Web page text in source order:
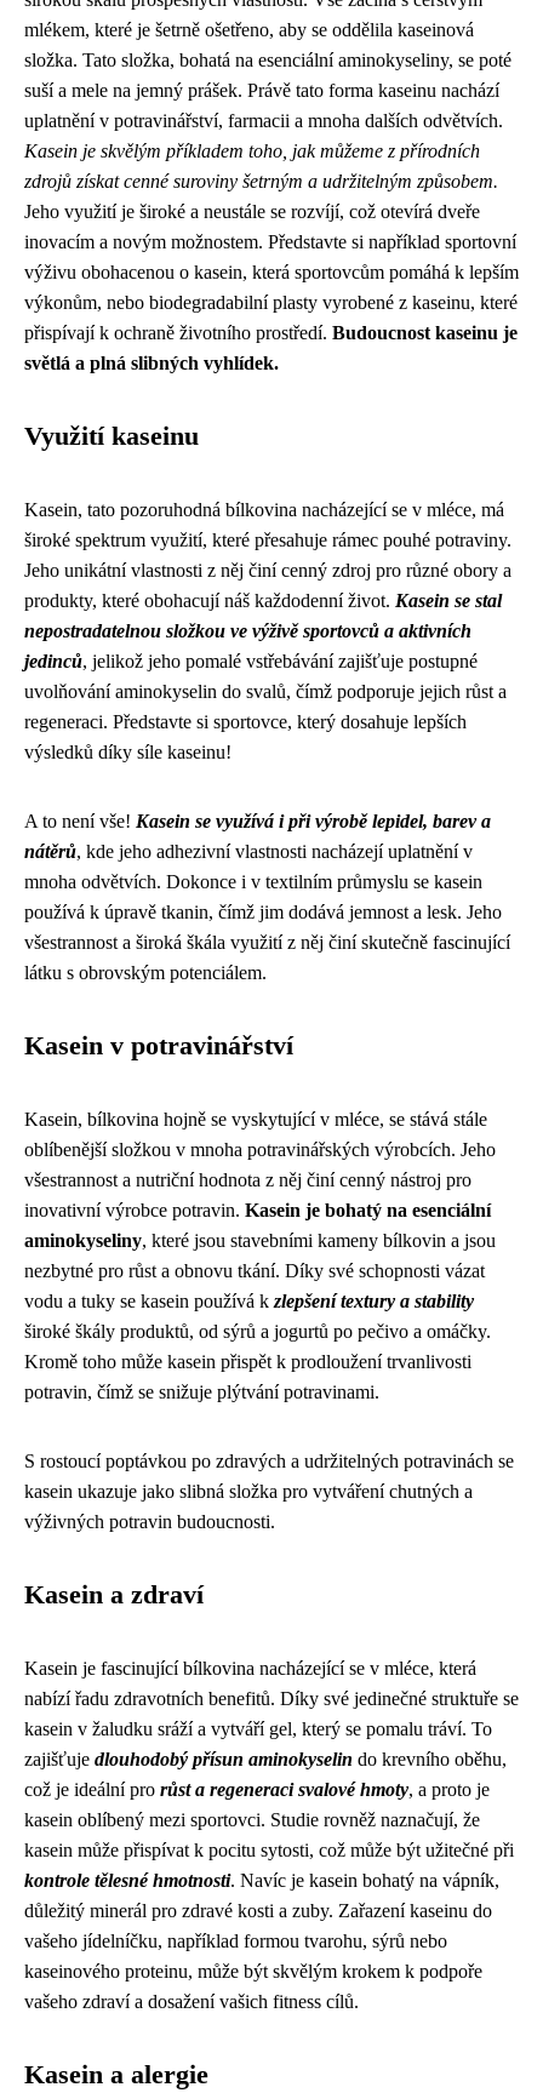
mlékem, které je šetrně ošetřeno, aby se oddělila kaseinová
složka. Tato složka, bohatá na esenciální aminokyseliny, se poté
suší a mele na jemný prášek. Právě tato forma kaseinu nachází
uplatnění v potravinářství, farmacii a mnoha dalších odvětvích.
Kasein je skvělým příkladem toho, jak můžeme z přírodních
zdrojů získat cenné suroviny šetrným a udržitelným způsobem.
Jeho využití je široké a neustále se rozvíjí, což otevírá dveře
inovacím a novým možnostem. Představte si například sportovní
výživu obohacenou o kasein, která sportovcům pomáhá k lepším
výkonům, nebo biodegradabilní plasty vyrobené z kaseinu, které
přispívají k ochraně životního prostředí. Budoucnost kaseinu je
světlá a plná slibných vyhlídek.
Využití kaseinu
Kasein, tato pozoruhodná bílkovina nacházející se v mléce, má
široké spektrum využití, které přesahuje rámec pouhé potraviny.
Jeho unikátní vlastnosti z něj činí cenný zdroj pro různé obory a
produkty, které obohacují náš každodenní život. Kasein se stal
nepostradatelnou složkou ve výživě sportovců a aktivních
jedinců, jelikož jeho pomalé vstřebávání zajišťuje postupné
uvolňování aminokyselin do svalů, čímž podporuje jejich růst a
regeneraci. Představte si sportovce, který dosahuje lepších
výsledků díky síle kaseinu!
A to není vše! Kasein se využívá i při výrobě lepidel, barev a
nátěrů, kde jeho adhezivní vlastnosti nacházejí uplatnění v
mnoha odvětvích. Dokonce i v textilním průmyslu se kasein
používá k úpravě tkanin, čímž jim dodává jemnost a lesk. Jeho
všestrannost a široká škála využití z něj činí skutečně fascinující
látku s obrovským potenciálem.
Kasein v potravinářství
Kasein, bílkovina hojně se vyskytující v mléce, se stává stále
oblíbenější složkou v mnoha potravinářských výrobcích. Jeho
všestrannost a nutriční hodnota z něj činí cenný nástroj pro
inovativní výrobce potravin. Kasein je bohatý na esenciální
aminokyseliny, které jsou stavebními kameny bílkovin a jsou
nezbytné pro růst a obnovu tkání. Díky své schopnosti vázat
vodu a tuky se kasein používá k zlepšení textury a stability
široké škály produktů, od sýrů a jogurtů po pečivo a omáčky.
Kromě toho může kasein přispět k prodloužení trvanlivosti
potravin, čímž se snižuje plýtvání potravinami.
S rostoucí poptávkou po zdravých a udržitelných potravinách se
kasein ukazuje jako slibná složka pro vytváření chutných a
výživných potravin budoucnosti.
Kasein a zdraví
Kasein je fascinující bílkovina nacházející se v mléce, která
nabízí řadu zdravotních benefitů. Díky své jedinečné struktuře se
kasein v žaludku sráží a vytváří gel, který se pomalu tráví. To
zajišťuje dlouhodobý přísun aminokyselin do krevního oběhu,
což je ideální pro růst a regeneraci svalové hmoty, a proto je
kasein oblíbený mezi sportovci. Studie rovněž naznačují, že
kasein může přispívat k pocitu sytosti, což může být užitečné při
kontrole tělesné hmotnosti. Navíc je kasein bohatý na vápník,
důležitý minerál pro zdravé kosti a zuby. Zařazení kaseinu do
vašeho jídelníčku, například formou tvarohu, sýrů nebo
kaseinového proteinu, může být skvělým krokem k podpoře
vašeho zdraví a dosažení vašich fitness cílů.
Kasein a alergie